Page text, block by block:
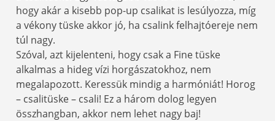
hogy akár a kisebb pop-up csalikat is lesúlyozza, míg
a vékony tüske akkor jó, ha csalink felhajtóereje nem
túl nagy.
Szóval, azt kijelenteni, hogy csak a Fine tüske
alkalmas a hideg vízi horgászatokhoz, nem
megalapozott. Keressük mindig a harmóniát! Horog
– csalitüske – csali! Ez a három dolog legyen
összhangban, akkor nem lehet nagy baj!